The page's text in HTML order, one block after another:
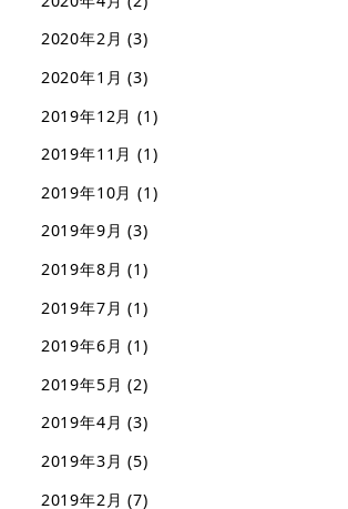
2020年2月 (3)
2020年1月 (3)
2019年12月 (1)
2019年11月 (1)
2019年10月 (1)
2019年9月 (3)
2019年8月 (1)
2019年7月 (1)
2019年6月 (1)
2019年5月 (2)
2019年4月 (3)
2019年3月 (5)
2019年2月 (7)